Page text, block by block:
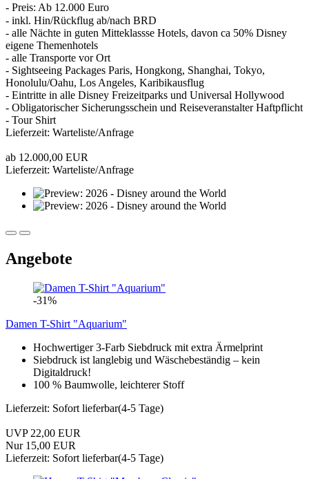
- Preis: Ab 12.000 Euro
- inkl. Hin/Rückflug ab/nach BRD
- alle Nächte in guten Mitteklassse Hotels, davon ca 50% Disney
eigene Themenhotels
- alle Transporte vor Ort
- Sightseeing Packages Paris, Hongkong, Shanghai, Tokyo,
Honolulu/Oahu, Los Angeles, Karibikausflug
- Eintritte in alle Disney Freizeitparks und Universal Hollywood
- Obligatorischer Sicherungsschein und Reiseveranstalter Haftpflicht
​- Tour Shirt
Lieferzeit: Warteliste/Anfrage
ab 12.000,00 EUR
Lieferzeit: Warteliste/Anfrage
Angebote
-31%
Damen T-Shirt "Aquarium"
Hochwertiger 3-Farb Siebdruck mit extra Ärmelprint
Siebdruck ist langlebig und Wäschebeständig – kein
Digitaldruck!
100 % Baumwolle, leichterer Stoff
Lieferzeit: Sofort lieferbar(4-5 Tage)
UVP 22,00 EUR
Nur 15,00 EUR
Lieferzeit: Sofort lieferbar(4-5 Tage)